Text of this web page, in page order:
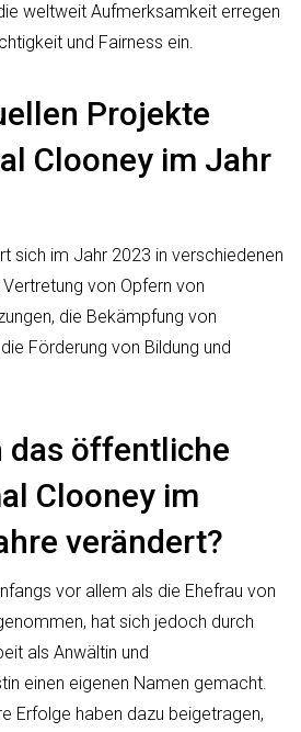
weltweit Aufmerksamkeit erregen
und Fairness ein.
Projekte
Clooney im Jahr
sich im Jahr 2023 in verschiedenen
von Opfern von
die Bekämpfung von
Förderung von Bildung und
das öffentliche
Clooney im
verändert?
vor allem als die Ehefrau von
hat sich jedoch durch
als Anwältin und
einen eigenen Namen gemacht.
Erfolge haben dazu beigetragen,